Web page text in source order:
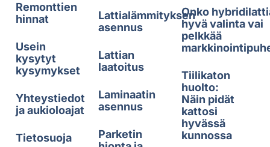
Remonttien
hinnat
Usein
kysytyt
kysymykset
Yhteystiedot
ja aukioloajat
Tietosuoja
Lattialämmityksen
asennus
Lattian
laatoitus
Laminaatin
asennus
Parketin
Onko
hyvä valinta vai
pelkkää
Tiilikaton
huolto:
Näin pidät
kattosi
hyvässä
kunnossa